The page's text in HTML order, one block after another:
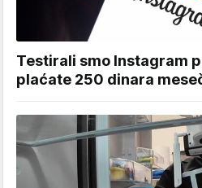
Testirali smo Instagram
plaćate 250 dinara